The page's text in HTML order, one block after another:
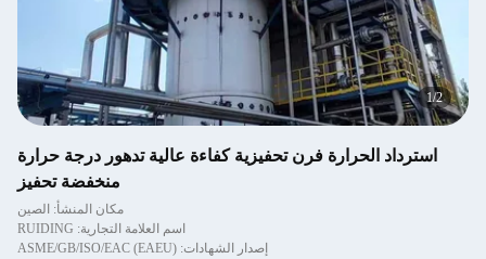
2/2
استرداد الحرارة فرن تحفيزية كفاءة عالية تدهور درجة حرارة
منخفضة تحفيز
مكان المنشأ: الصين
اسم العلامة التجارية: RUIDING
إصدار الشهادات: ASME/GB/ISO/EAC (EAEU)